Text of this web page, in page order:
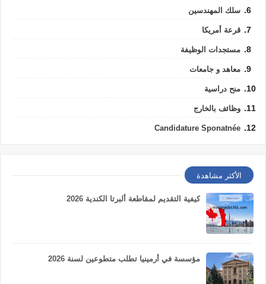
سلك المهندسين
قرعة أمريكا
مستجدات الوظيفة
معاهد و جامعات
منح دراسية
وظائف بالخارج
Candidature Sponatnée
الأكثر مشاهدة
كيفية التقديم لمقاطعة ألبرتا الكندية 2026
مؤسسة في أرمينيا تطلب متطوعين لسنة 2026